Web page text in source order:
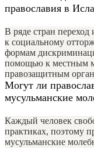
православия в
В ряде стран
к социальному
формам
помощью к местным
правозащитным
Могут ли
мусульманские
Каждый человек
практиках, поэтому
мусульманские